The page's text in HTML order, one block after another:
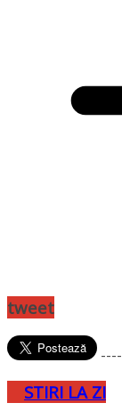
tweet
STIRI LA ZI